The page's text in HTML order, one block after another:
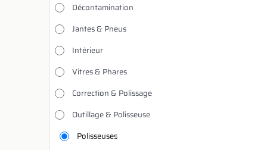
Décontamination
Jantes & Pneus
Intérieur
Vitres & Phares
Correction & Polissage
Outillage & Polisseuse
Polisseuses